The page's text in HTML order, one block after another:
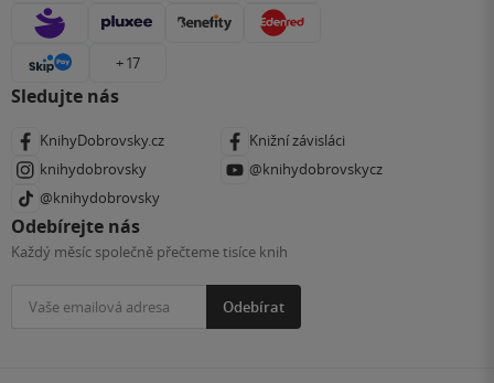
+ 17
Sledujte nás
KnihyDobrovsky.cz
Knižní závisláci
knihydobrovsky
@knihydobrovskycz
@knihydobrovsky
Odebírejte nás
Každý měsíc společně přečteme tisíce knih
Odebírat